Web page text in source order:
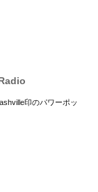
印のパワーポッ